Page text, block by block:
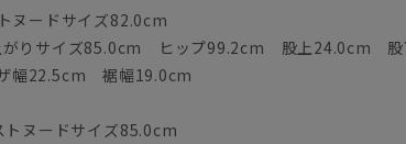
ヌードサイズ82.0cm
がりサイズ85.0cm ヒップ99.2cm 股上24.0cm
幅22.5cm 裾幅19.0cm
トヌードサイズ85.0cm